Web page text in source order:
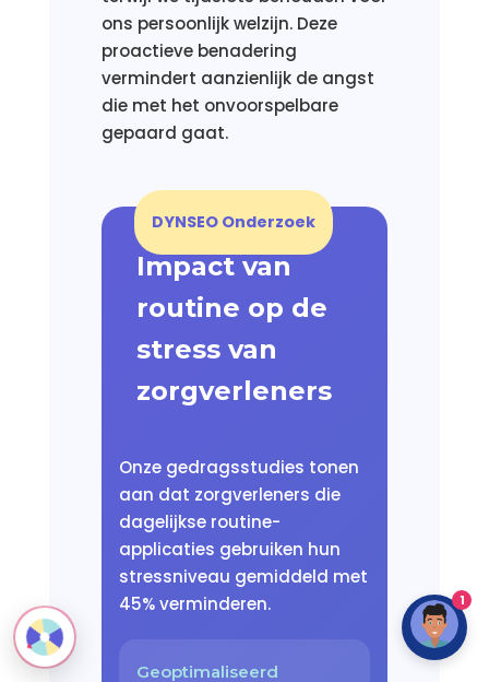
ons persoonlijk welzijn. Deze
proactieve benadering
vermindert aanzienlijk de angst
die met het onvoorspelbare
gepaard gaat.
DYNSEO Onderzoek
Impact van
routine op de
stress van
zorgverleners
Onze gedragsstudies tonen
aan dat zorgverleners die
dagelijkse routine-
applicaties gebruiken hun
stressniveau gemiddeld met
45% verminderen.
Geoptimaliseerd
1